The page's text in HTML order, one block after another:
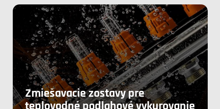
Zmiešavacie zostavy pre
teplovodné podlahové vykurovanie